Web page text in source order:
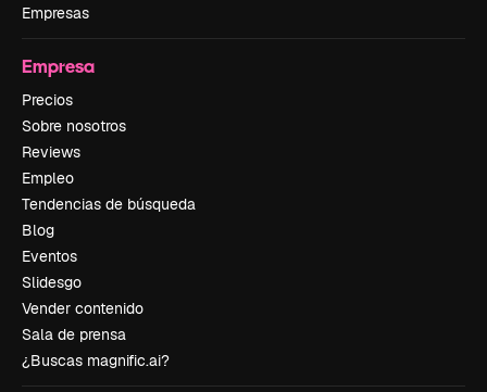
Empresas
Empresa
Precios
Sobre nosotros
Reviews
Empleo
Tendencias de búsqueda
Blog
Eventos
Slidesgo
Vender contenido
Sala de prensa
¿Buscas magnific.ai?